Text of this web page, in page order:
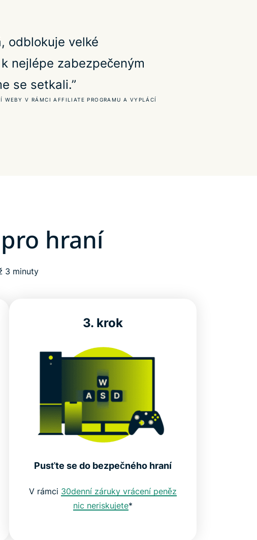
odblokuje velké
nejlépe zabezpečeným
se setkali.”
WEBY V RÁMCI AFFILIATE PROGRAMU A VYPLÁCÍ
hraní
3 minuty
3. krok
Pusťte se do bezpečného hraní
V rámci 30denní záruky vrácení peněz
nic neriskujete*